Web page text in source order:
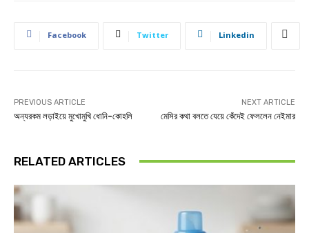
Facebook Twitter Linkedin
PREVIOUS ARTICLE
অন্যরকম লড়াইয়ে মুখোমুখি ধোনি-কোহলি
NEXT ARTICLE
মেসির কথা বলতে যেয়ে কেঁদেই ফেললেন নেইমার
RELATED ARTICLES